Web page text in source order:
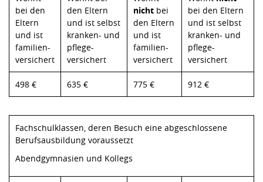
bei den
Eltern
und ist
familien-
versichert
den Eltern
und ist selbst
kranken- und
pflege-
versichert
nicht bei
den Eltern
und ist
familien-
versichert
bei den Eltern
und ist selbst
kranken- und
pflege-
versichert
498 € 635 € 775 € 912 €
Fachschulklassen, deren Besuch eine abgeschlossene
Berufsausbildung voraussetzt
Abendgymnasien und Kollegs